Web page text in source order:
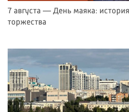
7 августа — День маяка:
торжества